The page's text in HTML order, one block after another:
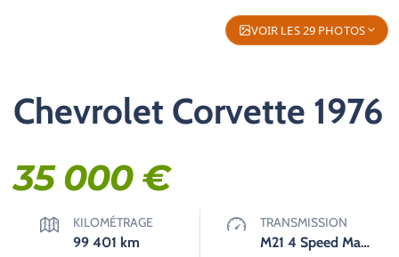
VOIR LES 29 PHOTOS
Chevrolet Corvette 1976
35 000€
KILOMÉTRAGE
99 401 km
TRANSMISSION
M21 4 Speed Manuelle